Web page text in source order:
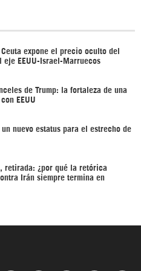
expone el precio oculto del
eje EEUU-Israel-Marruecos
de Trump: la fortaleza de una
EEUU
un nuevo estatus para el estrecho de
retirada: ¿por qué la retórica
Irán siempre termina en